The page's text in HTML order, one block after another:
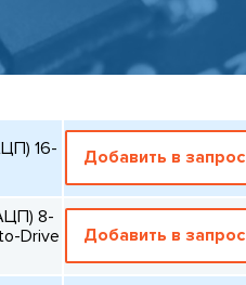
16-
Добавить в запрос
8-
Drive
Добавить в запрос